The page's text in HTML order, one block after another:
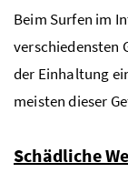
Beim Surfen im
verschiedensten
der Einhaltung
meisten dieser
Schädliche